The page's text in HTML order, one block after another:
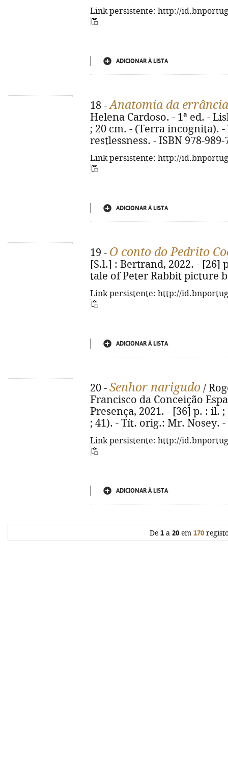
Link persistente: http://
ADICIONAR À LISTA
18 -Anatomia da errância
Helena Cardoso. - 1ª ed. -
; 20 cm. - (Terra incognita).
restlessness. - ISBN 978-989-
Link persistente: http://
ADICIONAR À LISTA
19 - O conto do Pedrito
[S.l.] : Bertrand, 2022. - [26]
tale of Peter Rabbit picture
Link persistente: http://
ADICIONAR À LISTA
20 - Senhor narigudo /
Francisco da Conceição
Presença, 2021. - [36] p. : il.
; 41). - Tít. orig.: Mr. Nosey. -
Link persistente: http://
ADICIONAR À LISTA
De 1 a 20 em 170